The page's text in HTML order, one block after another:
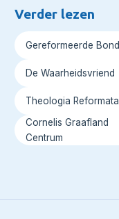
Verder lezen
Gereformeerde Bond
De Waarheidsvriend
Theologia Reformata
Cornelis Graafland
Centrum